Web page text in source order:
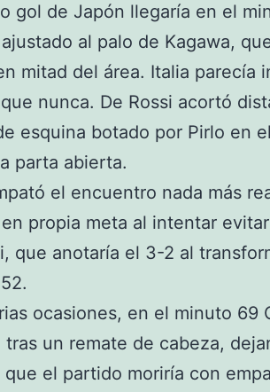
gol de Japón llegaría en el
al palo de Kagawa,
mitad del área. Italia parecía
nunca. De Rossi acortó
esquina botado por Pirlo en
parta abierta.
el encuentro nada más
propia meta al intentar
que anotaría el 3-2 al
ocasiones, en el minuto 69
tras un remate de cabeza,
que el partido moriría con